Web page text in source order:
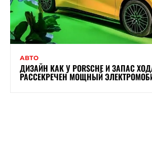
АВТО
ДИЗАЙН КАК У PORSCHE И ЗАПАС
РАССЕКРЕЧЕН МОЩНЫЙ